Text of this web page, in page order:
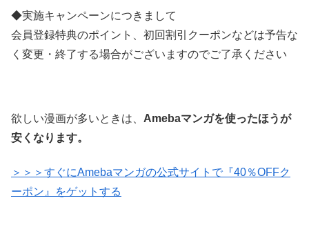
◆実施キャンペーンにつきまして
会員登録特典のポイント、初回割引クーポンなどは予告な
く変更・終了する場合がございますのでご了承ください
欲しい漫画が多いときは、 Amebaマンガを使ったほうが
安くなります。
＞＞＞すぐにAmebaマンガの公式サイトで『40％OFFク
ーポン』をゲットする